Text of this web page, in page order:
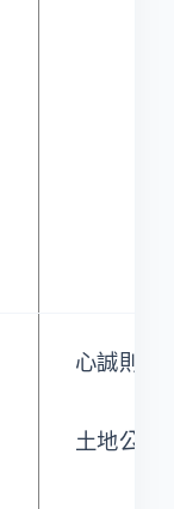
心誠則靈
土地公的